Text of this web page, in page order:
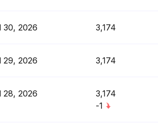
30, 2026 3,174
29, 2026 3,174
28, 2026
3,174
-1